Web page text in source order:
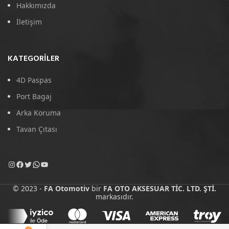
Hakkımızda
İletişim
KATEGORILER
4D Paspas
Port Bagaj
Arka Koruma
Tavan Çıtası
© 2023 - FA Otomotiv bir FA OTO AKSESUAR TİC. LTD. ŞTİ.
markasıdır.